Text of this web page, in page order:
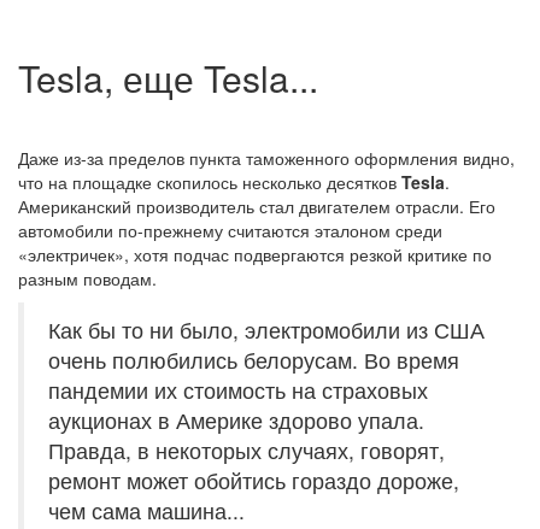
Tesla, еще Tesla...
Даже из-за пределов пункта таможенного оформления видно,
что на площадке скопилось несколько десятков Tesla.
Американский производитель стал двигателем отрасли. Его
автомобили по-прежнему считаются эталоном среди
«электричек», хотя подчас подвергаются резкой критике по
разным поводам.
Как бы то ни было, электромобили из США
очень полюбились белорусам. Во время
пандемии их стоимость на страховых
аукционах в Америке здорово упала.
Правда, в некоторых случаях, говорят,
ремонт может обойтись гораздо дороже,
чем сама машина...